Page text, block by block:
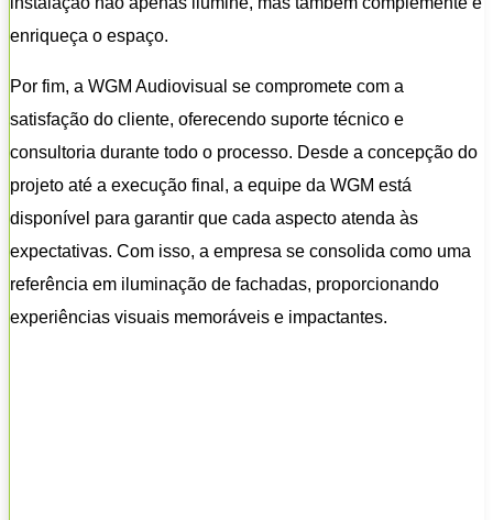
enriqueça o espaço.
Por fim, a WGM Audiovisual se compromete com a
satisfação do cliente, oferecendo suporte técnico e
consultoria durante todo o processo. Desde a concepção do
projeto até a execução final, a equipe da WGM está
disponível para garantir que cada aspecto atenda às
expectativas. Com isso, a empresa se consolida como uma
referência em iluminação de fachadas, proporcionando
experiências visuais memoráveis e impactantes.